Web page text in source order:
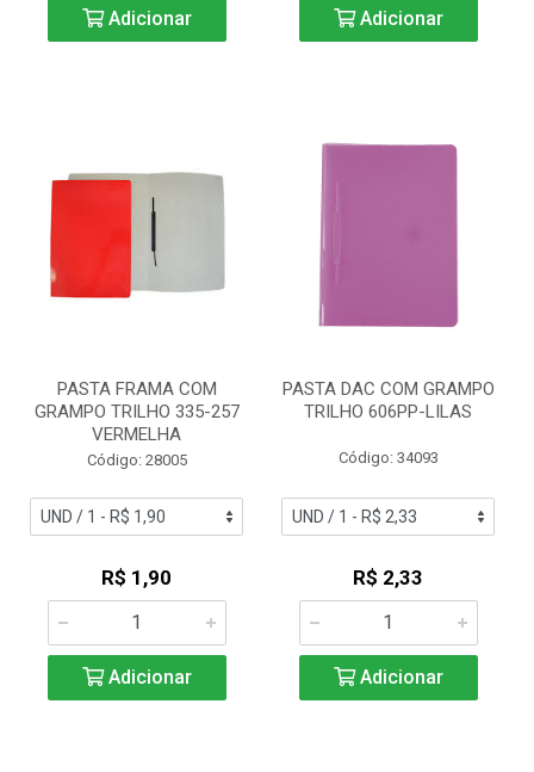
Adicionar Adicionar
PASTA FRAMA COM
GRAMPO TRILHO 335-257
VERMELHA
Código: 28005
R$ 1,90
Adicionar
PASTA DAC COM GRAMPO
TRILHO 606PP-LILAS
Código: 34093
R$ 2,33
Adicionar